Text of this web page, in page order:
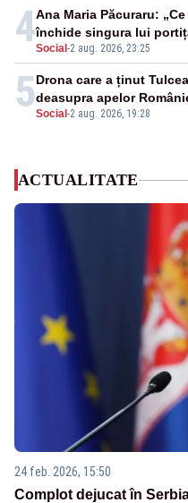
4Social -2 aug. 2026, 23:25
Ana Maria Păcuraru:
închide singura lui
5Social -2 aug. 2026, 19:28
Drona care a ținut
deasupra apelor
ACTUALITATE
24 feb. 2026, 15:50
Complot dejucat în